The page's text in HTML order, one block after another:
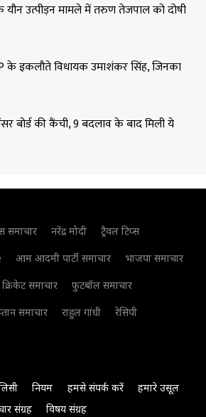
यौन उत्पीड़न मामले में तरुण तेजपाल को दोषी
के इकलौते विधायक उमाशंकर सिंह, जिनका
बोर्ड की कैंची, 9 बदलाव के बाद मिली ये
समाचार नरेंद्र मोदी
ट्रैवल टिप्स
आम आदमी पार्टी समाचार
भाजपा समाचार
क्रिकेट समाचार
फुटबॉल समाचार
समाचार राहुल गांधी
रेसिपी
नियम हमसे संपर्क करें
हमारे उसूल
संग्रह विषय संग्रह